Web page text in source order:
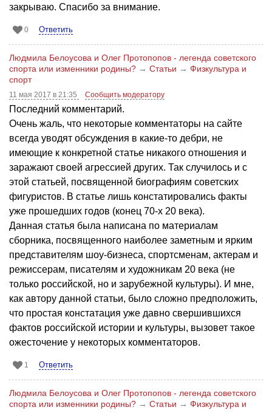
закрываю. Спасибо за внимание.
0 Ответить
Людмила Белоусова и Олег Протопопов - легенда советского
спорта или изменники родины? → Статьи → Физкультура и
спорт
11 мая 2017 в 21:35 Сообщить модератору
Последний комментарий.
Очень жаль, что некоторые комментаторы на сайте
всегда уводят обсуждения в какие-то дебри, не
имеющие к конкретной статье никакого отношения и
заражают своей агрессией других. Так случилось и с
этой статьей, посвященной биографиям советских
фигуристов. В статье лишь констатировались факты
уже прошедших годов (конец 70-х 20 века).
Данная статья была написана по материалам
сборника, посвященного наиболее заметным и ярким
представителям шоу-бизнеса, спортсменам, актерам и
режиссерам, писателям и художникам 20 века (не
только российской, но и зарубежной культуры). И мне,
как автору данной статьи, было сложно предположить,
что простая констатация уже давно свершившихся
фактов российской истории и культуры, вызовет такое
ожесточение у некоторых комментаторов.
1 Ответить
Людмила Белоусова и Олег Протопопов - легенда советского
спорта или изменники родины? → Статьи → Физкультура и